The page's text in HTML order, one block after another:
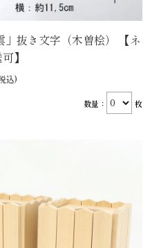
」抜き文字（木曽桧） 【ネ
】
込)
数量： 枚